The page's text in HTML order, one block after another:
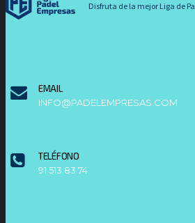
Disfruta de la mejor Liga de
EMAIL
INFO@PADELEMPRESAS.COM
TELÉFONO
91 513 83 74